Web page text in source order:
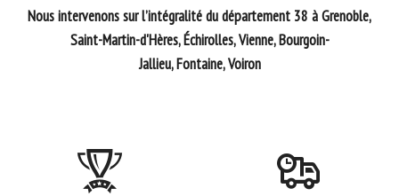
Nous intervenons sur l’intégralité du département 38 à Grenoble,
Saint-Martin-d'Hères, Échirolles, Vienne, Bourgoin-
Jallieu, Fontaine, Voiron